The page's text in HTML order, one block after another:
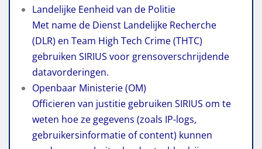
Landelijke Eenheid van de Politie
Met name de Dienst Landelijke Recherche
(DLR) en Team High Tech Crime (THTC)
gebruiken SIRIUS voor grensoverschrijdende
datavorderingen.
Openbaar Ministerie (OM)
Officieren van justitie gebruiken SIRIUS om te
weten hoe ze gegevens (zoals IP-logs,
gebruikersinformatie of content) kunnen